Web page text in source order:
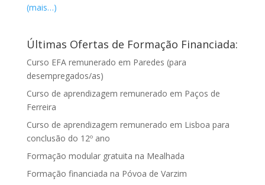
(mais…)
Últimas Ofertas de Formação Financiada:
Curso EFA remunerado em Paredes (para
desempregados/as)
Curso de aprendizagem remunerado em Paços de
Ferreira
Curso de aprendizagem remunerado em Lisboa para
conclusão do 12º ano
Formação modular gratuita na Mealhada
Formação financiada na Póvoa de Varzim